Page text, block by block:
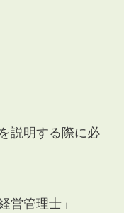
説明する際に必
営管理士」